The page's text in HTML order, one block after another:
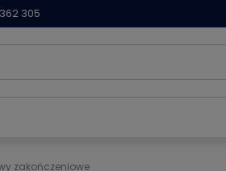
305
zakończeniowe